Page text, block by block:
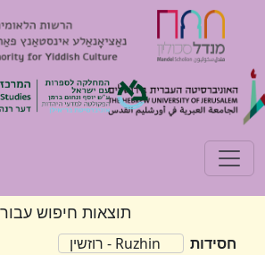
Toggle navigation
תוצאות חיפוש עבור
חסידות
Ruzhin - רוזשין